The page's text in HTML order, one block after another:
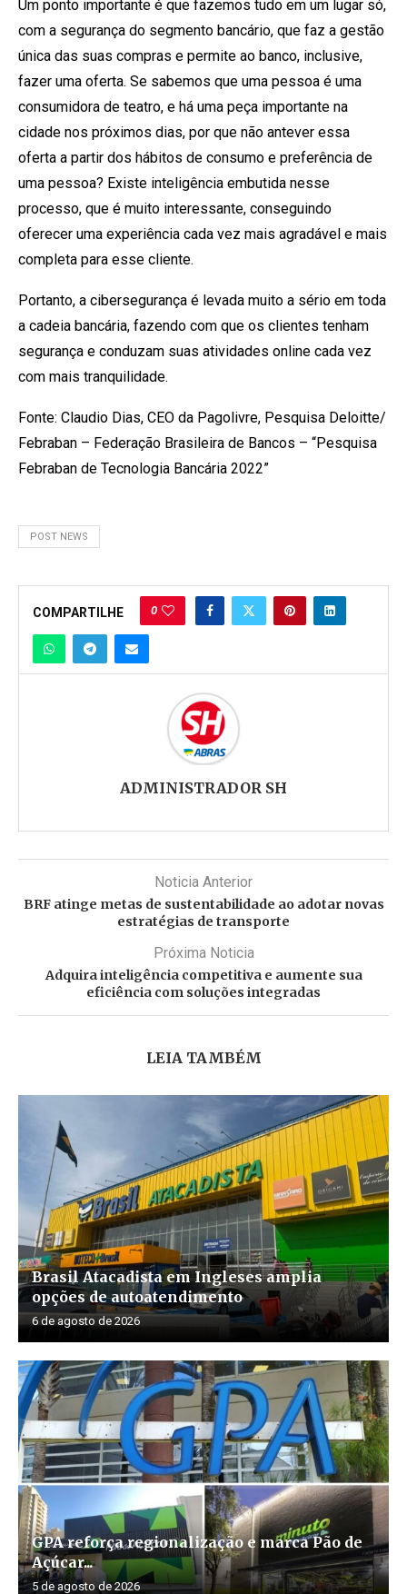
Um ponto importante é que fazemos tudo em um lugar só,
com a segurança do segmento bancário, que faz a gestão
única das suas compras e permite ao banco, inclusive,
fazer uma oferta. Se sabemos que uma pessoa é uma
consumidora de teatro, e há uma peça importante na
cidade nos próximos dias, por que não antever essa
oferta a partir dos hábitos de consumo e preferência de
uma pessoa? Existe inteligência embutida nesse
processo, que é muito interessante, conseguindo
oferecer uma experiência cada vez mais agradável e mais
completa para esse cliente.
Portanto, a cibersegurança é levada muito a sério em toda
a cadeia bancária, fazendo com que os clientes tenham
segurança e conduzam suas atividades online cada vez
com mais tranquilidade.
Fonte: Claudio Dias, CEO da Pagolivre, Pesquisa Deloitte/
Febraban – Federação Brasileira de Bancos – “Pesquisa
Febraban de Tecnologia Bancária 2022”
POST NEWS
COMPARTILHE 0
ADMINISTRADOR SH
Noticia Anterior
BRF atinge metas de sustentabilidade ao adotar novas
estratégias de transporte
Próxima Noticia
Adquira inteligência competitiva e aumente sua
eficiência com soluções integradas
LEIA TAMBÉM
Brasil Atacadista em Ingleses amplia
opções de autoatendimento
6 de agosto de 2026
GPA reforça regionalização e marca Pão de
Açúcar...
5 de agosto de 2026